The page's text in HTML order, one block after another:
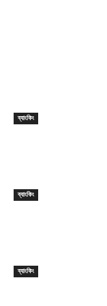
ব্যাংকিং
ব্যাংকিং
ব্যাংকিং